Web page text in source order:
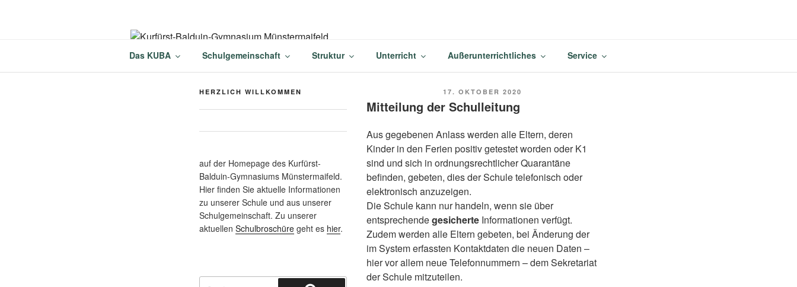
KURFÜRST-BALDUIN-GYMNASIUM
MÜNSTERMAIFELD
Das KUBA Schulgemeinschaft Struktur Unterricht Außerunterrichtliches Service
VERÖFFENTLICHT
17. OKTOBER 2020
Mitteilung der Schulleitung
Aus gegebenen Anlass werden alle Eltern, deren
Kinder in den Ferien positiv getestet worden oder K1
sind und sich in ordnungsrechtlicher Quarantäne
befinden, gebeten, dies der Schule telefonisch oder
elektronisch anzuzeigen.
Die Schule kann nur handeln, wenn sie über
entsprechendegesicherte Informationen verfügt.
Zudem werden alle Eltern gebeten, bei Änderung der
im System erfassten Kontaktdaten die neuen Daten –
hier vor allem neue Telefonnummern – dem Sekretariat
der Schule mitzuteilen.
HERZLICH WILLKOMMEN
auf der Homepage des Kurfürst-
Balduin-Gymnasiums Münstermaifeld.
Hier finden Sie aktuelle Informationen
zu unserer Schule und aus unserer
Schulgemeinschaft. Zu unserer
aktuellen Schulbroschüre geht es hier.